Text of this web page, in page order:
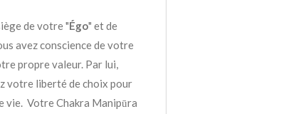
de votre "Égo" et de
avez conscience de votre
propre valeur. Par lui,
votre liberté de choix pour
vie. Votre Chakra Manipūra